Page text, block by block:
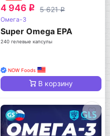
4 946 q 5 621q
Омега-3
Super Omega EPA
240 гелевые капсулы
NOW Foods
В корзину